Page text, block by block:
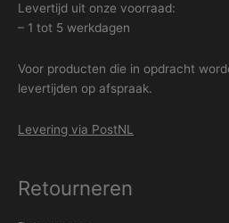
Levertijd uit onze voorraad:
– 1 tot 5 werkdagen
Voor producten die in opdracht
levertijden op afspraak.
Levering via PostNL
Retourneren